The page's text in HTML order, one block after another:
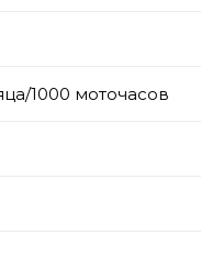
1000 моточасов